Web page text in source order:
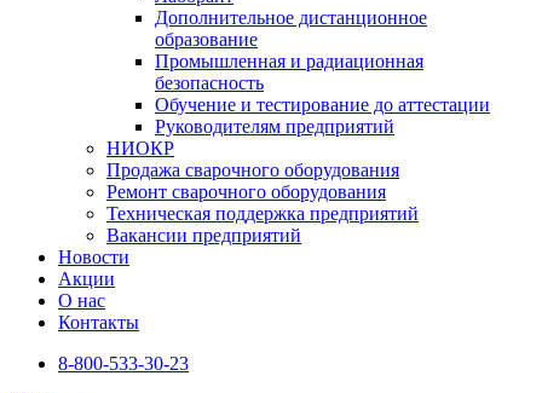
Дополнительное дистанционное
образование
Промышленная и радиационная
безопасность
Обучение и тестирование до аттестации
Руководителям предприятий
НИОКР
Продажа сварочного оборудования
Ремонт сварочного оборудования
Техническая поддержка предприятий
Вакансии предприятий
Новости
Акции
О нас
Контакты
8-800-533-30-23